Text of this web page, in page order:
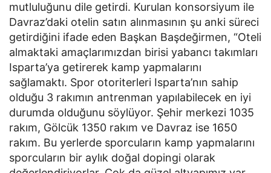
mutluluğunu dile getirdi. Kurulan konsorsiyum ile
Davraz’daki otelin satın alınmasının şu anki süreci
getirdiğini ifade eden Başkan Başdeğirmen, “Oteli
almaktaki amaçlarımızdan birisi yabancı takımları
Isparta’ya getirerek kamp yapmalarını
sağlamaktı. Spor otoriterleri Isparta’nın sahip
olduğu 3 rakımın antrenman yapılabilecek en iyi
durumda olduğunu söylüyor. Şehir merkezi 1035
rakım, Gölcük 1350 rakım ve Davraz ise 1650
rakım. Bu yerlerde sporcuların kamp yapmalarını
sporcuların bir aylık doğal dopingi olarak